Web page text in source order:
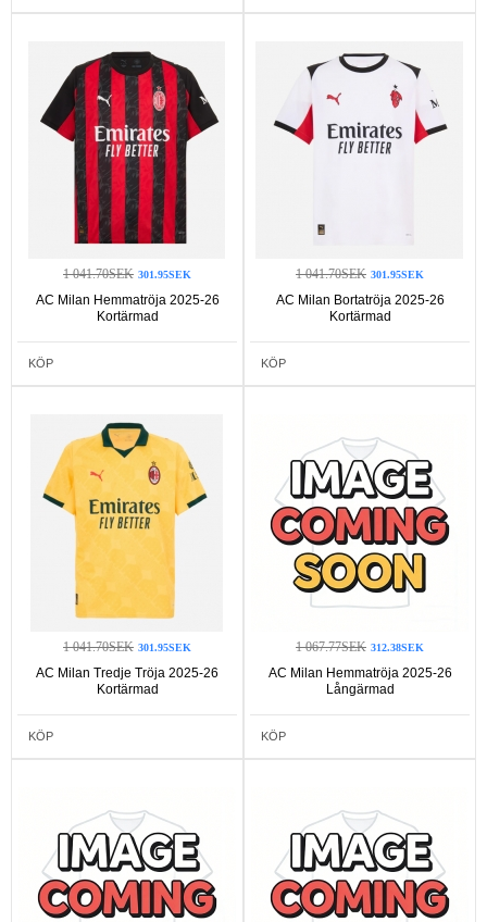
1 041.70SEK 301.95SEK
AC Milan Hemmatröja 2025-26
Kortärmad
KÖP
1 041.70SEK 301.95SEK
AC Milan Bortatröja 2025-26
Kortärmad
KÖP
1 041.70SEK 301.95SEK
AC Milan Tredje Tröja 2025-26
Kortärmad
KÖP
1 067.77SEK 312.38SEK
AC Milan Hemmatröja 2025-26
Långärmad
KÖP